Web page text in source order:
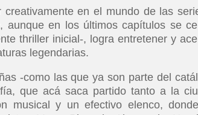
en el mundo de las
aunque en los últimos capítulos se
thriller inicial-, logra entretener y
legendarias.
-como las que ya son parte del
que acá saca partido tanto a la
musical y un efectivo elenco,